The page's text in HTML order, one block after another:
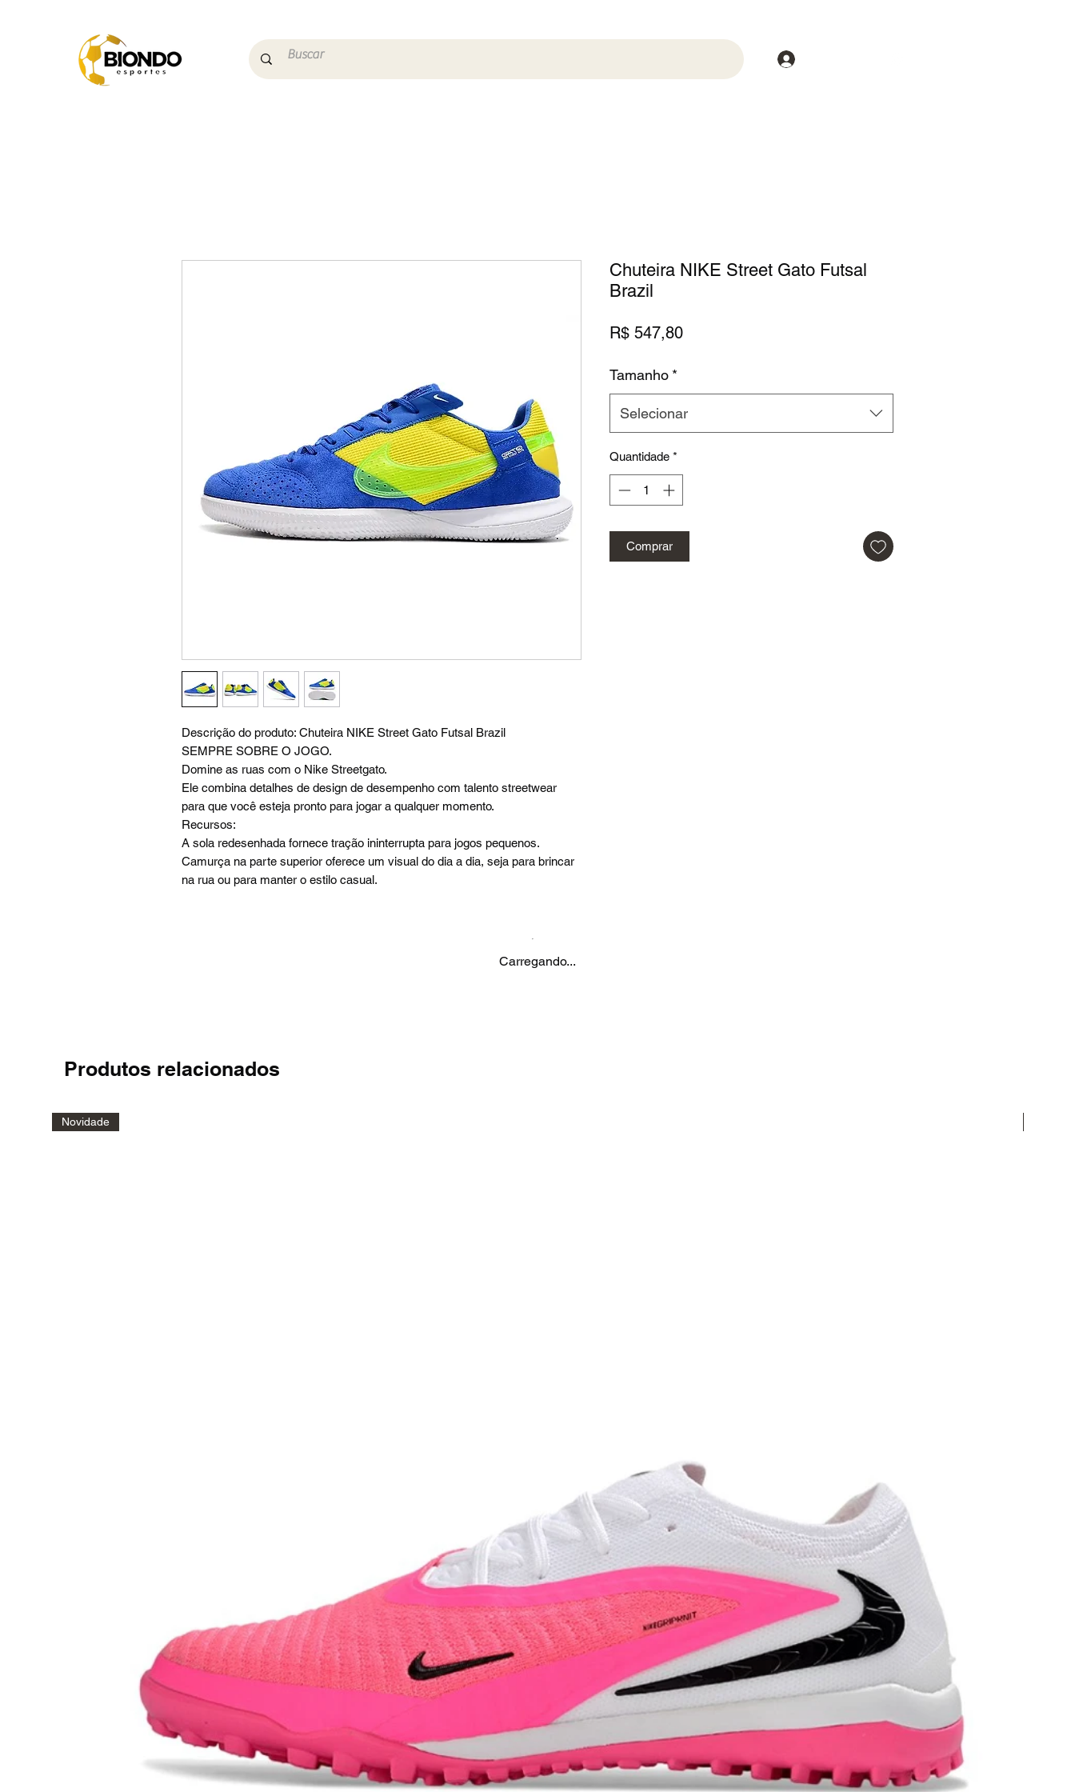
Descrição do produto: Chuteira NIKE Street Gato Futsal Brazil
SEMPRE SOBRE O JOGO.
Domine as ruas com o Nike Streetgato.
Ele combina detalhes de design de desempenho com talento streetwear
para que você esteja pronto para jogar a qualquer momento.
Recursos:
A sola redesenhada fornece tração ininterrupta para jogos pequenos.
Camurça na parte superior oferece um visual do dia a dia, seja para brincar
na rua ou para manter o estilo casual.
Chuteira NIKE Street Gato Futsal
Brazil
R$ 547,80Preço
Tamanho *
Selecionar
Quantidade *
Comprar
Carregando...
Produtos relacionados
Novidade